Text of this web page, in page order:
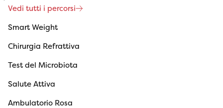
Vedi tutti i percorsi
Smart Weight
Chirurgia Refrattiva
Test del Microbiota
Salute Attiva
Ambulatorio Rosa